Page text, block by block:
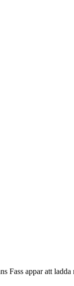
Fass appar att